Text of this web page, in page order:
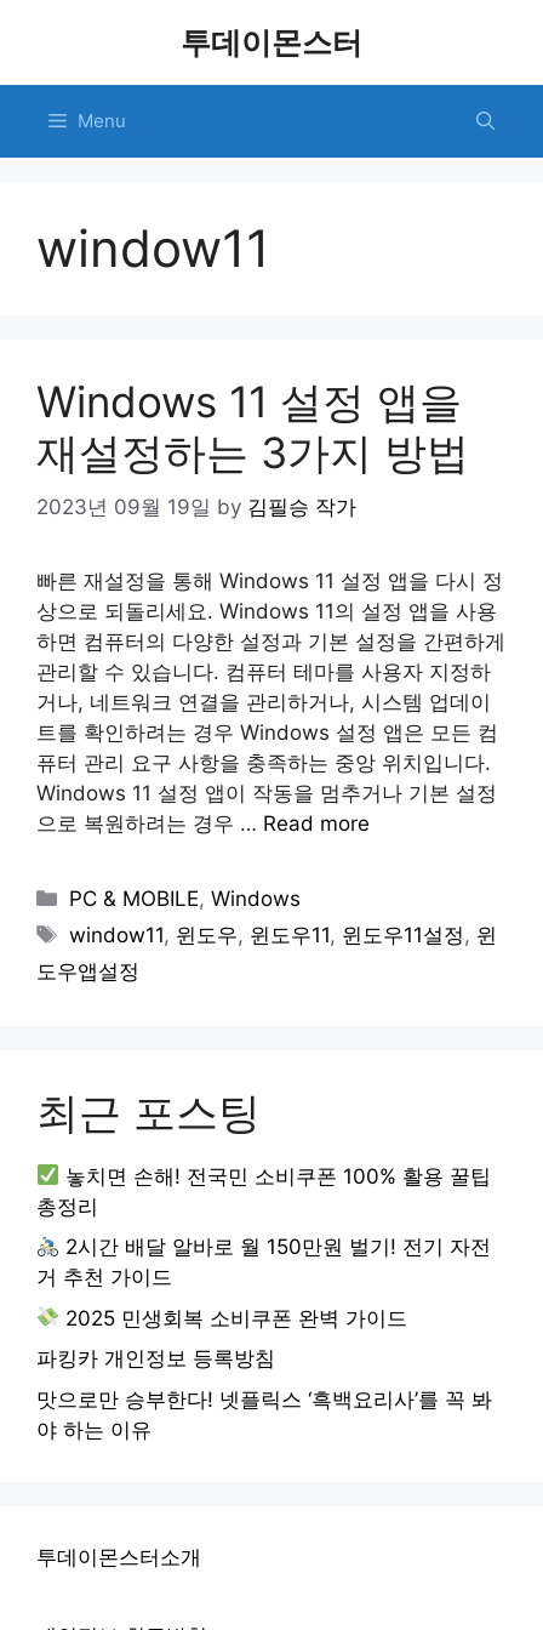
투데이몬스터
Menu
window11
Windows 11 설정 앱을
재설정하는 3가지 방법
2023년 09월 19일 by 김필승 작가
빠른 재설정을 통해 Windows 11 설정 앱을 다시 정
상으로 되돌리세요. Windows 11의 설정 앱을 사용
하면 컴퓨터의 다양한 설정과 기본 설정을 간편하게
관리할 수 있습니다. 컴퓨터 테마를 사용자 지정하
거나, 네트워크 연결을 관리하거나, 시스템 업데이
트를 확인하려는 경우 Windows 설정 앱은 모든 컴
퓨터 관리 요구 사항을 충족하는 중앙 위치입니다.
Windows 11 설정 앱이 작동을 멈추거나 기본 설정
으로 복원하려는 경우 … Read more
Categories
PC & MOBILE,Windows
Tags
window11, 윈도우, 윈도우11, 윈도우11설정 , 윈
도우앱설정
최근 포스팅
놓치면 손해! 전국민 소비쿠폰 100% 활용 꿀팁
총정리
2시간 배달 알바로 월 150만원 벌기! 전기 자전
거 추천 가이드
2025 민생회복 소비쿠폰 완벽 가이드
파킹카 개인정보 등록방침
맛으로만 승부한다! 넷플릭스 ‘흑백요리사’를 꼭 봐
야 하는 이유
투데이몬스터소개